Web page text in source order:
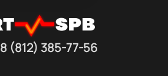
8 (812) 385-77-56